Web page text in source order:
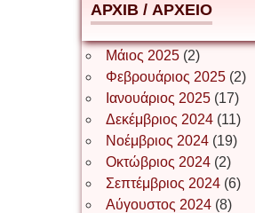
Δημήτριος
ΕΥΑΓΓΕΛΟΣ
АРХІВ / ΑΡΧΕΙΟ
Μάιος 2025 (2)
Φεβρουάριος 2025 (2)
Ιανουάριος 2025 (17)
Δεκέμβριος 2024 (11)
Νοέμβριος 2024 (19)
Οκτώβριος 2024 (2)
Σεπτέμβριος 2024 (6)
Αύγουστος 2024 (8)